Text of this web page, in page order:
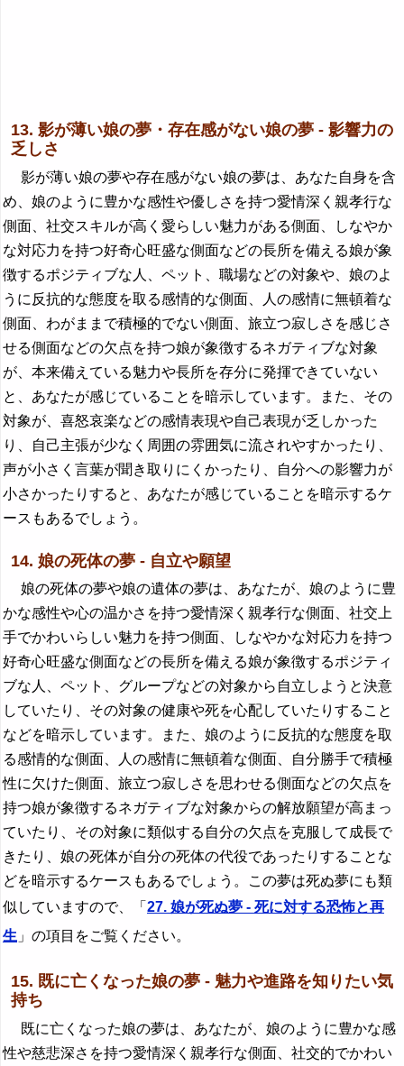
13. 影が薄い娘の夢・存在感がない娘の夢 - 影響力の
乏しさ
影が薄い娘の夢や存在感がない娘の夢は、あなた自身を含
め、娘のように豊かな感性や優しさを持つ愛情深く親孝行な
側面、社交スキルが高く愛らしい魅力がある側面、しなやか
な対応力を持つ好奇心旺盛な側面などの長所を備える娘が象
徴するポジティブな人、ペット、職場などの対象や、娘のよ
うに反抗的な態度を取る感情的な側面、人の感情に無頓着な
側面、わがままで積極的でない側面、旅立つ寂しさを感じさ
せる側面などの欠点を持つ娘が象徴するネガティブな対象
が、本来備えている魅力や長所を存分に発揮できていない
と、あなたが感じていることを暗示しています。また、その
対象が、喜怒哀楽などの感情表現や自己表現が乏しかった
り、自己主張が少なく周囲の雰囲気に流されやすかったり、
声が小さく言葉が聞き取りにくかったり、自分への影響力が
小さかったりすると、あなたが感じていることを暗示するケ
ースもあるでしょう。
14. 娘の死体の夢 - 自立や願望
娘の死体の夢や娘の遺体の夢は、あなたが、娘のように豊
かな感性や心の温かさを持つ愛情深く親孝行な側面、社交上
手でかわいらしい魅力を持つ側面、しなやかな対応力を持つ
好奇心旺盛な側面などの長所を備える娘が象徴するポジティ
ブな人、ペット、グループなどの対象から自立しようと決意
していたり、その対象の健康や死を心配していたりすること
などを暗示しています。また、娘のように反抗的な態度を取
る感情的な側面、人の感情に無頓着な側面、自分勝手で積極
性に欠けた側面、旅立つ寂しさを思わせる側面などの欠点を
持つ娘が象徴するネガティブな対象からの解放願望が高まっ
ていたり、その対象に類似する自分の欠点を克服して成長で
きたり、娘の死体が自分の死体の代役であったりすることな
どを暗示するケースもあるでしょう。この夢は死ぬ夢にも類
似していますので、「 27. 娘が死ぬ夢 - 死に対する恐怖と再
生 」の項目をご覧ください。
15. 既に亡くなった娘の夢 - 魅力や進路を知りたい気
持ち
既に亡くなった娘の夢は、あなたが、娘のように豊かな感
性や慈悲深さを持つ愛情深く親孝行な側面、社交的でかわい